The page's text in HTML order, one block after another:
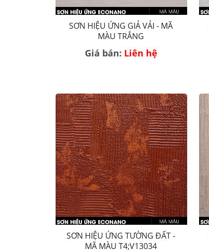
SƠN HIỆU ỨNG GIẢ VẢI - MÃ
MÀU TRẮNG
Giá bán: Liên hệ
SƠN HIỆU ỨNG TƯỜNG ĐẤT -
MÃ MÀU T4;V13034